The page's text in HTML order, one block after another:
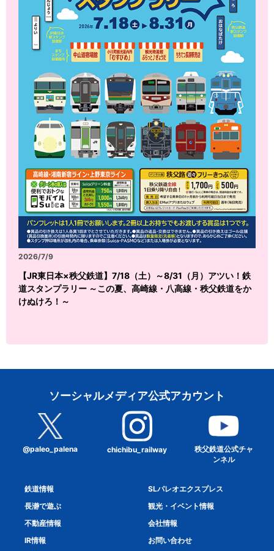
2026/7/9
【JR東日本×秩父鉄道】7/18（土）～8/31（月）アツい！鉄
道スタンプラリー ～この夏、高崎線・八高線・秩父鉄道をか
けぬけろ！～
ソーシャルメディア公式アカウント
@paleo_palena chichibu_railway
秩父鉄道公式チャ
ンネル
鉄道情報
SLパレオエクスプレス
長瀞で遊ぶ
観光・イベント情報
不動産情報
会社情報
IR情報
お問い合わせ